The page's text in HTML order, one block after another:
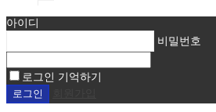
아이디
비밀번호
로그인 기억하기